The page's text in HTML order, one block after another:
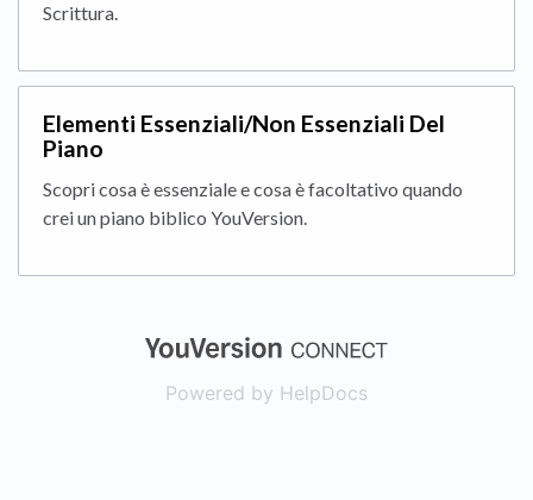
Scrittura.
Elementi Essenziali/Non Essenziali Del
Piano
Scopri cosa è essenziale e cosa è facoltativo quando
crei un piano biblico YouVersion.
(opens in a
Powered by HelpDocs